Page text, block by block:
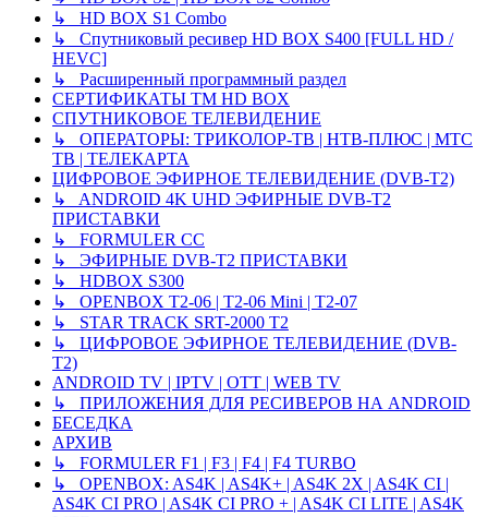
↳ HD BOX S1 Combo
↳ Спутниковый ресивер HD BOX S400 [FULL HD /
HEVC]
↳ Расширенный программный раздел
СЕРТИФИКАТЫ TM HD BOX
СПУТНИКОВОЕ ТЕЛЕВИДЕНИЕ
↳ ОПЕРАТОРЫ: ТРИКОЛОР-ТВ | НТВ-ПЛЮС | МТС
ТВ | ТЕЛЕКАРТА
ЦИФРОВОЕ ЭФИРНОЕ ТЕЛЕВИДЕНИЕ (DVB-T2)
↳ ANDROID 4K UHD ЭФИРНЫЕ DVB-T2
ПРИСТАВКИ
↳ FORMULER CC
↳ ЭФИРНЫЕ DVB-T2 ПРИСТАВКИ
↳ HDBOX S300
↳ OPENBOX T2-06 | T2-06 Mini | T2-07
↳ STAR TRACK SRT-2000 T2
↳ ЦИФРОВОЕ ЭФИРНОЕ ТЕЛЕВИДЕНИЕ (DVB-
T2)
ANDROID TV | IPTV | OTT | WEB TV
↳ ПРИЛОЖЕНИЯ ДЛЯ РЕСИВЕРОВ НА ANDROID
БЕСЕДКА
АРХИВ
↳ FORMULER F1 | F3 | F4 | F4 TURBO
↳ OPENBOX: AS4K | AS4K+ | AS4K 2X | AS4K CI |
AS4K CI PRO | AS4K CI PRO + | AS4K CI LITE | AS4K